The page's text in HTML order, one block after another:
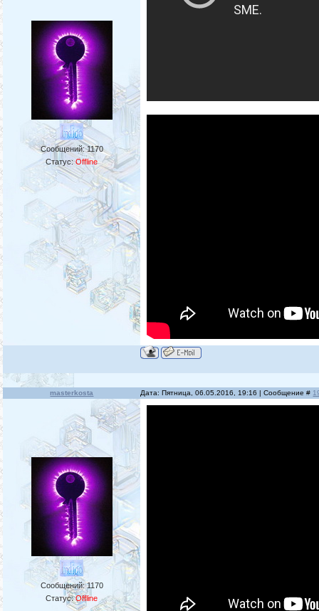
Сообщений:1170
Статус:Offline
masterkosta Дата: Пятница, 06.05.2016, 19:16 | Сообщение #
Сообщений:1170
Статус:Offline